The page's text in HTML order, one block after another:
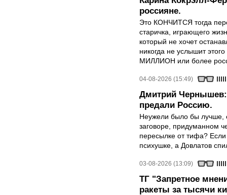
россияне.
Это КОНЧИТСЯ тогда
старичка, играющего
который не хочет
никогда не услышит
МИЛЛИОН или более
04-08-2026 (15:49)
Дмитрий Чернышев:
предали Россию.
Неужели было бы лучше,
заговоре, придуманном
пересылке от тифа?
психушке, а Довлатов
03-08-2026 (13:09)
ТГ "Запретное
ракеты за тысячи